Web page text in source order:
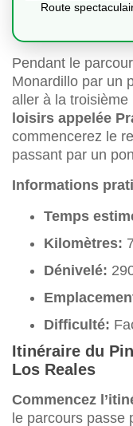
Route
Pendant le
Monardillo par un
aller à la troisième
loisirs appelée
commencerez le
passant par un
Informations
Temps
Kilomètres:
Dénivelé:
Difficulté:
Itinéraire du
Los Reales
Commencez
le parcours passe